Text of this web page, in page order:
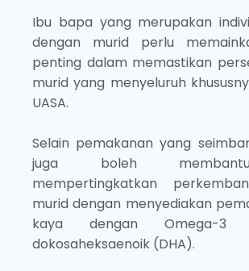
Ibu bapa yang merupakan
dengan murid perlu
penting dalam memastikan
murid yang menyeluruh
UASA.
Selain pemakanan yang
juga boleh
mempertingkatkan
murid dengan menyediakan
kaya dengan Omega-
dokosaheksaenoik (DHA).